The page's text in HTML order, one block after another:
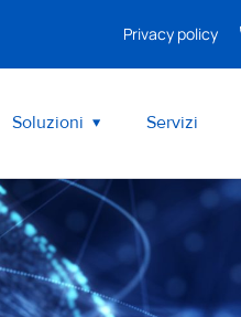
Privacy policy
Soluzioni Servizi